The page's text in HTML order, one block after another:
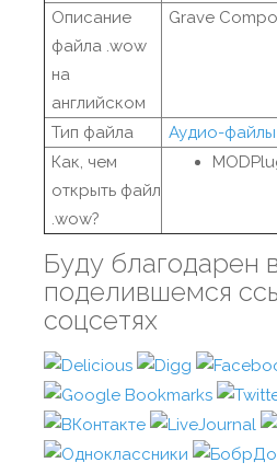
Описание
файла .wow
на
английском
Grave
Тип файла
Аудио-файлы
Как, чем
открыть файл
.wow?
Буду благодарен
поделившемся
соцсетях